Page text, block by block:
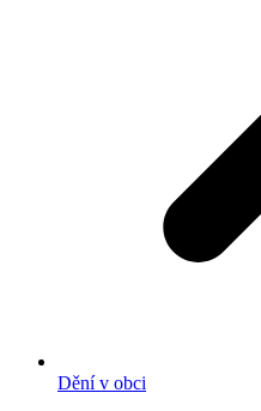
Dění v obci